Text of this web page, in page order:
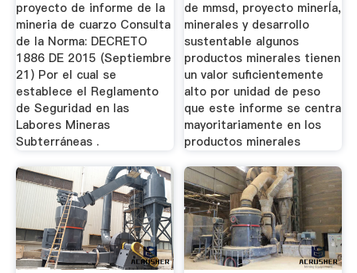
proyecto de informe de la
mineria de cuarzo Consulta
de la Norma: DECRETO
1886 DE 2015 (Septiembre
21) Por el cual se
establece el Reglamento
de Seguridad en las
Labores Mineras
Subterráneas .
de mmsd, proyecto minerÍa,
minerales y desarrollo
sustentable algunos
productos minerales tienen
un valor suficientemente
alto por unidad de peso
que este informe se centra
mayoritariamente en los
productos minerales